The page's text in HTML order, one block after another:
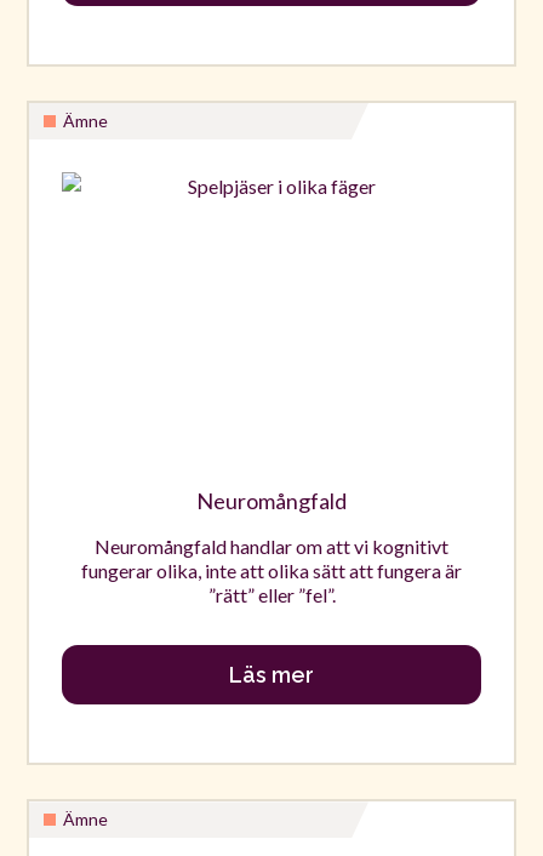
Ämne
Neuromångfald
Neuromångfald handlar om att vi kognitivt
fungerar olika, inte att olika sätt att fungera är
”rätt” eller ”fel”.
Läs mer
Ämne